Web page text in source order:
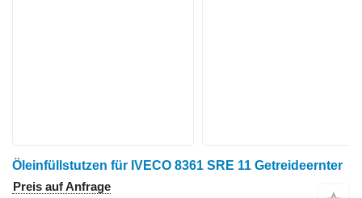
Öleinfüllstutzen für IVECO 8361 SRE 11 Getreideernter
Preis auf Anfrage